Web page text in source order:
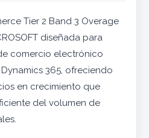
Tier 2 Band 3 Overage
diseñada para
comercio electrónico
365, ofreciendo
en crecimiento que
del volumen de